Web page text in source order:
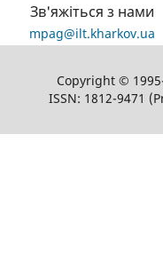
Зв'яжіться з нами
mpag@ilt.kharkov.ua
Copyright ©
ISSN: 1812-9471